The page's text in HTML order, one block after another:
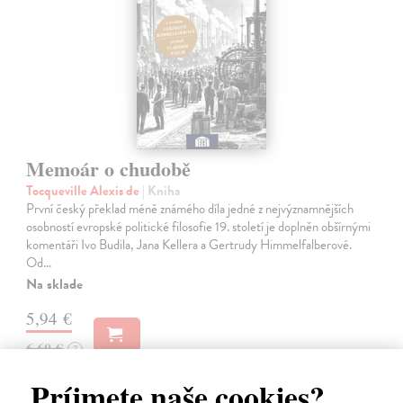
Memoár o chudobě
Tocqueville Alexis de | Kniha
První český překlad méně známého díla jedné z nejvýznamnějších
osobností evropské politické filosofie 19. století je doplněn obšírnými
komentáři Ivo Budila, Jana Kellera a Gertrudy Himmelfalberové.
Od…
Na sklade
5,94 €
6,60 € ?